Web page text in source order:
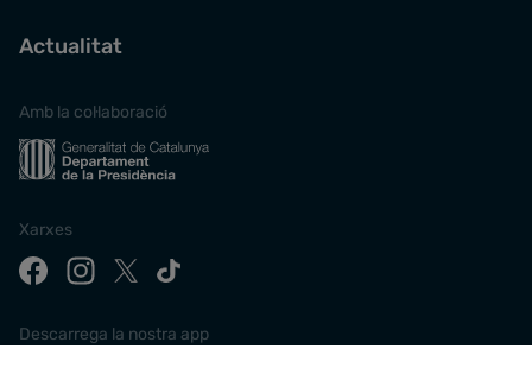
Actualitat
Amb la col·laboració
Xarxes
Descarrega la nostra app